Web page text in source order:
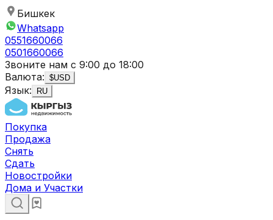
Бишкек
Whatsapp
0551660066
0501660066
Звоните нам с 9:00 до 18:00
Валюта: $USD
Язык: RU
Покупка
Продажа
Снять
Сдать
Новостройки
Дома и Участки